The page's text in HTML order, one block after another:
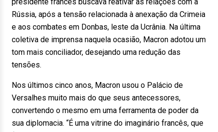
Rússia, após a tensão relacionada à anexação da Crimeia
e aos combates em Donbas, leste da Ucrânia. Na última
coletiva de imprensa naquela ocasião, Macron adotou um
tom mais conciliador, desejando uma redução das
tensões.
Nos últimos cinco anos, Macron usou o Palácio de
Versalhes muito mais do que seus antecessores,
convertendo o mesmo em uma ferramenta de poder da
sua diplomacia. “É uma vitrine do imaginário francês, que